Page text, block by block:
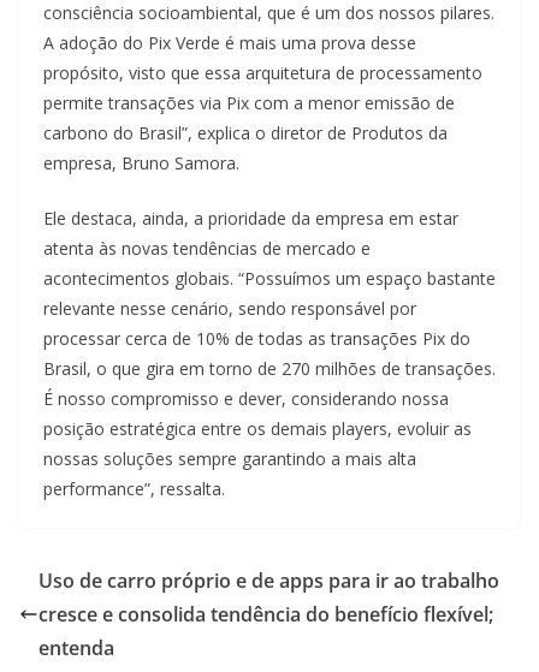
consciência socioambiental, que é um dos nossos pilares.
A adoção do Pix Verde é mais uma prova desse
propósito, visto que essa arquitetura de processamento
permite transações via Pix com a menor emissão de
carbono do Brasil”, explica o diretor de Produtos da
empresa, Bruno Samora.
Ele destaca, ainda, a prioridade da empresa em estar
atenta às novas tendências de mercado e
acontecimentos globais. “Possuímos um espaço bastante
relevante nesse cenário, sendo responsável por
processar cerca de 10% de todas as transações Pix do
Brasil, o que gira em torno de 270 milhões de transações.
É nosso compromisso e dever, considerando nossa
posição estratégica entre os demais players, evoluir as
nossas soluções sempre garantindo a mais alta
performance”, ressalta.
Uso de carro próprio e de apps para ir ao trabalho
cresce e consolida tendência do benefício flexível;
entenda